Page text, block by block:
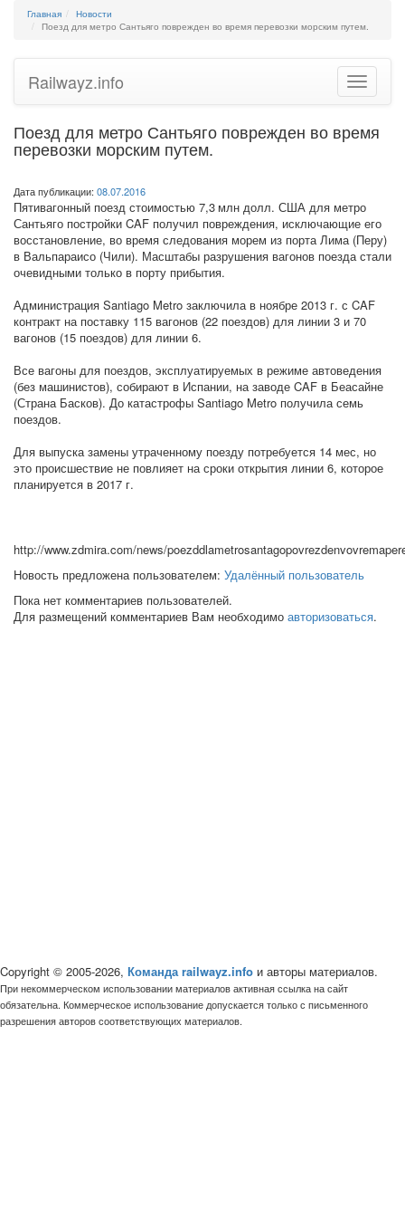
Главная
Новости
Поезд для метро Сантьяго поврежден во время перевозки морским путем.
Toggle
Railwayz.info
Поезд для метро Сантьяго поврежден во время
перевозки морским путем.
Дата публикации: 08.07.2016
Пятивагонный поезд стоимостью 7,3 млн долл. США для метро
Сантьяго постройки CAF получил повреждения, исключающие его
восстановление, во время следования морем из порта Лима (Перу)
в Вальпараисо (Чили). Масштабы разрушения вагонов поезда стали
очевидными только в порту прибытия.
Администрация Santiago Metro заключила в ноябре 2013 г. с CAF
контракт на поставку 115 вагонов (22 поездов) для линии 3 и 70
вагонов (15 поездов) для линии 6.
Все вагоны для поездов, эксплуатируемых в режиме автоведения
(без машинистов), собирают в Испании, на заводе CAF в Беасайне
(Страна Басков). До катастрофы Santiago Metro получила семь
поездов.
Для выпуска замены утраченному поезду потребуется 14 мес, но
это происшествие не повлияет на сроки открытия линии 6, которое
планируется в 2017 г.
http://www.zdmira.com/news/
Новость предложена пользователем: Удалённый пользователь
Пока нет комментариев пользователей.
Для размещений комментариев Вам необходимо авторизоваться.
Copyright © 2005-2026, Команда railwayz.info и авторы материалов.
При некоммерческом использовании материалов активная ссылка на сайт
обязательна. Коммерческое использование допускается только с письменного
разрешения авторов соответствующих материалов.